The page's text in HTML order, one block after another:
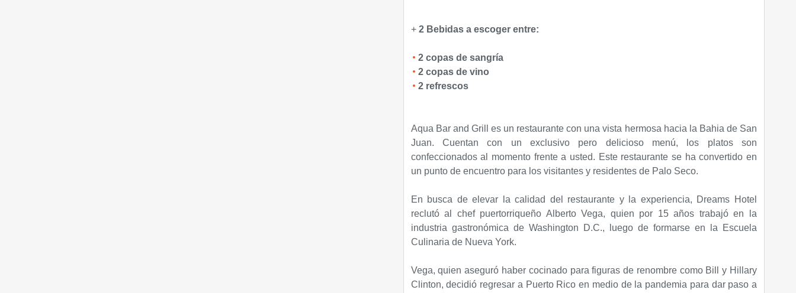
+2 Bebidas a escoger entre:
2 copas de sangría
2 copas de vino
2 refrescos
Aqua Bar and Grill es un restaurante con una vista hermosa hacia la Bahia de San
Juan. Cuentan con un exclusivo pero delicioso menú, los platos son
confeccionados al momento frente a usted. Este restaurante se ha convertido en
un punto de encuentro para los visitantes y residentes de Palo Seco.
En busca de elevar la calidad del restaurante y la experiencia, Dreams Hotel
reclutó al chef puertorriqueño Alberto Vega, quien por 15 años trabajó en la
industria gastronómica de Washington D.C., luego de formarse en la Escuela
Culinaria de Nueva York.
Vega, quien aseguró haber cocinado para figuras de renombre como Bill y Hillary
Clinton, decidió regresar a Puerto Rico en medio de la pandemia para dar paso a